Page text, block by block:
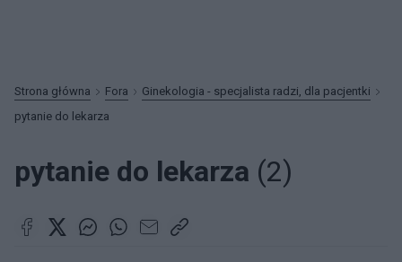
Strona główna Fora
Ginekologia - specjalista radzi, dla pacjentki
pytanie do lekarza
pytanie do lekarza (2)